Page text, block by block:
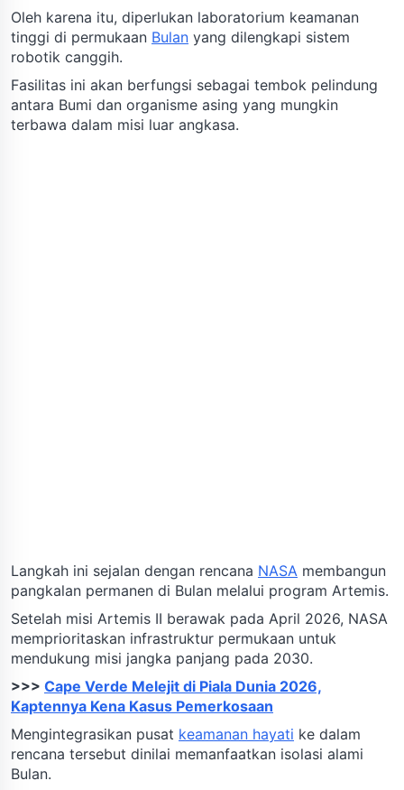
Oleh karena itu, diperlukan laboratorium keamanan
tinggi di permukaan Bulan yang dilengkapi sistem
robotik canggih.
Fasilitas ini akan berfungsi sebagai tembok pelindung
antara Bumi dan organisme asing yang mungkin
terbawa dalam misi luar angkasa.
Langkah ini sejalan dengan rencana NASA membangun
pangkalan permanen di Bulan melalui program Artemis.
Setelah misi Artemis II berawak pada April 2026, NASA
memprioritaskan infrastruktur permukaan untuk
mendukung misi jangka panjang pada 2030.
>>> Cape Verde Melejit di Piala Dunia 2026,
Kaptennya Kena Kasus Pemerkosaan
Mengintegrasikan pusat keamanan hayati ke dalam
rencana tersebut dinilai memanfaatkan isolasi alami
Bulan.